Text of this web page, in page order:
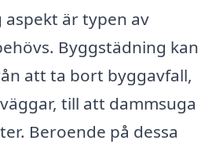
aspekt är typen av
Byggstädning kan
att ta bort byggavfall,
till att dammsuga
Beroende på dessa